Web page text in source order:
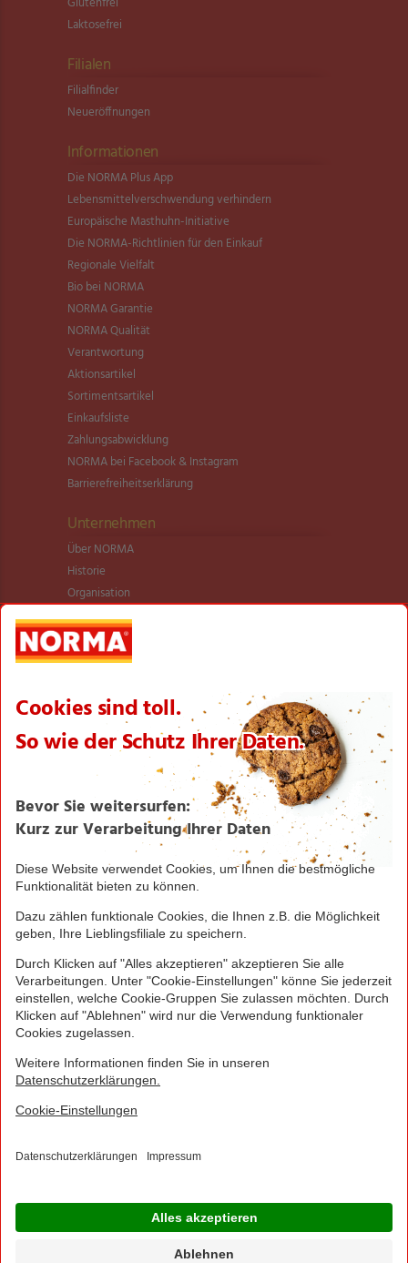
Laktosefrei
Filialen
Filialfinder
Neueröffnungen
Informationen
Die NORMA Plus App
Lebensmittel­verschwendung verhindern
Europäische Masthuhn-Initiative
Die NORMA-Richtlinien für den Einkauf
Regionale Vielfalt
Bio bei NORMA
NORMA Garantie
NORMA Qualität
Verantwortung
Aktionsartikel
Sortimentsartikel
Einkaufsliste
Zahlungsabwicklung
NORMA bei Facebook & Instagram
Barrierefreiheitserklärung
Unternehmen
Über NORMA
Historie
Organisation
International
Logistik
Filialnetz
Karriere
Verantwortung/CSR
NORMA News
Seite drucken
Nach oben
Greifen Sie schnell zu! Alle angegebenen Preise in
Irrtümer durch Schreib-, Programmier- und
Datenübertragungsfehler sind vorbehalten.
© 2016 - 2026 NORMA Lebensmittelfilialbetrieb
Stiftung & Co. KG
Sitemap Kontakt
Barrierefreiheitserklärung Compliance
Jetzt Ihre NORMA Filiale auswählen und noch
mehr Angebote entdecken!
Geben Sie über "Meine Filiale" Ihre PLZ ein und sehen Sie alle Angebote aus Ihrer
Region.